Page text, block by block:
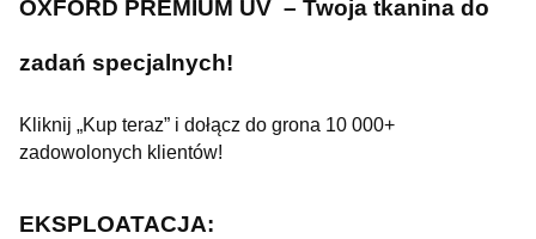
OXFORD PREMIUM UV – Twoja tkanina do
zadań specjalnych!
Kliknij „Kup teraz” i dołącz do grona 10 000+
zadowolonych klientów!
EKSPLOATACJA: